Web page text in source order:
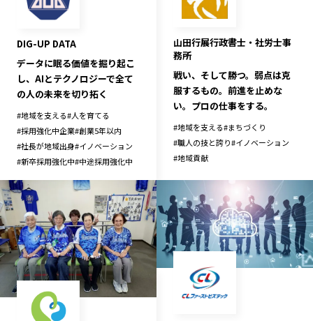
沖縄エリア
カテゴリから探す
特集コンテンツ
地域を代表する 企業100選
プレスリリース
MILCプロジェクト
選出企業特別対談
Localist
SDGsの先駆者
イベント
飲食店
地域豆知識
ニッポンの百選大全集
Sporkle
「人」から探す
記事ライター
DIG-UP DATA
データに眠る価値を掘り起こ
し、AIとテクノロジーで全て
の人の未来を切り拓く
#地域を支える#人を育てる
#採用強化中企業#創業5年以内
#社長が地域出身#イノベーション
#新卒採用強化中#中途採用強化中
山田行展行政書士・社労士事
務所
戦い、そして勝つ。弱点は克
服するもの。前進を止めな
い。プロの仕事をする。
#地域を支える#まちづくり
#職人の技と誇り#イノベーション
#地域貢献